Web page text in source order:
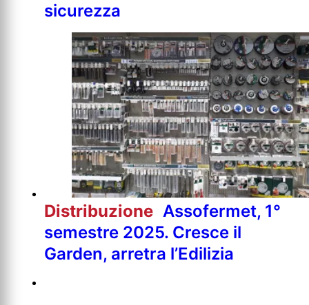
sicurezza
Distribuzione Assofermet, 1°
semestre 2025. Cresce il
Garden, arretra l’Edilizia